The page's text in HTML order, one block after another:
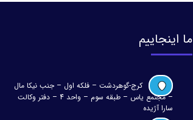
ما اینجاییم
کرج-گوهردشت – فلکه اول – جنب نیکا مال
– مجتمع یاس – طبقه سوم – واحد 4 – دفتر وکالت
سارا آژیده